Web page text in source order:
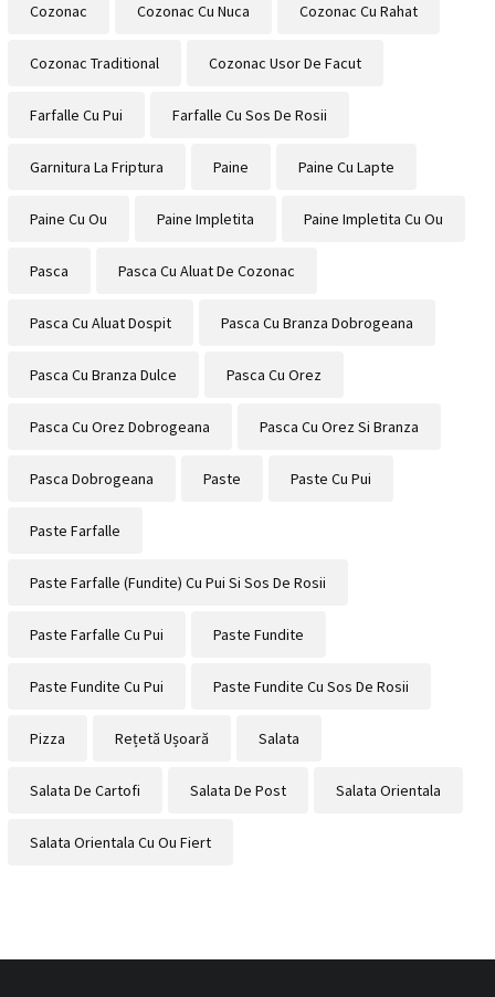
Cozonac Cozonac Cu Nuca Cozonac Cu Rahat
Cozonac Traditional Cozonac Usor De Facut
Farfalle Cu Pui Farfalle Cu Sos De Rosii
Garnitura La Friptura Paine Paine Cu Lapte
Paine Cu Ou Paine Impletita Paine Impletita Cu Ou
Pasca Pasca Cu Aluat De Cozonac
Pasca Cu Aluat Dospit Pasca Cu Branza Dobrogeana
Pasca Cu Branza Dulce Pasca Cu Orez
Pasca Cu Orez Dobrogeana Pasca Cu Orez Si Branza
Pasca Dobrogeana Paste Paste Cu Pui
Paste Farfalle
Paste Farfalle (fundite) Cu Pui Si Sos De Rosii
Paste Farfalle Cu Pui Paste Fundite
Paste Fundite Cu Pui Paste Fundite Cu Sos De Rosii
Pizza Rețetă Ușoară Salata
Salata De Cartofi Salata De Post Salata Orientala
Salata Orientala Cu Ou Fiert